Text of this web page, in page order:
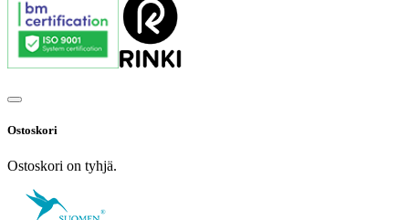
Ostoskori
Ostoskori on tyhjä.